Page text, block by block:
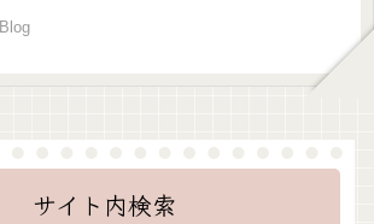
Blog
サイト内検索